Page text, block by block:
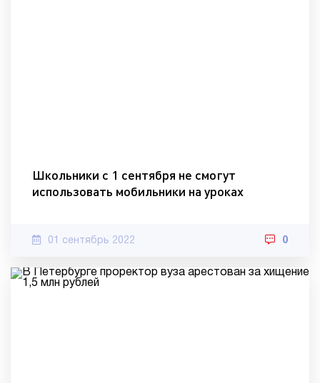
Школьники с 1 сентября не смогут
использовать мобильники на уроках
01 сентябрь 2022 0